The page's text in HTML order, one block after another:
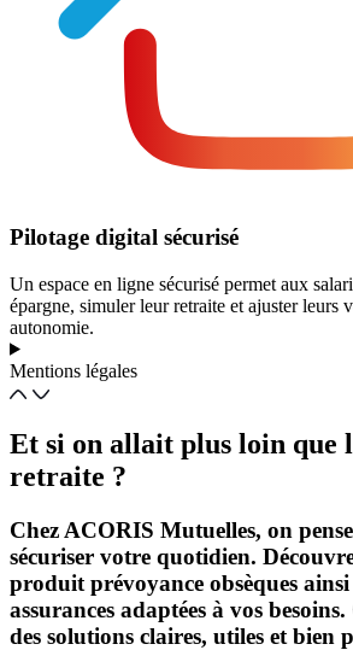
Pilotage digital sécurisé
Un espace en ligne sécurisé permet aux
épargne, simuler leur retraite et ajuster leurs
autonomie.
Mentions légales
Et si on allait plus loin que
retraite ?
Chez ACORIS Mutuelles, on
sécuriser votre quotidien.
produit prévoyance obsèques
assurances adaptées à vos
des solutions claires, utiles et bien